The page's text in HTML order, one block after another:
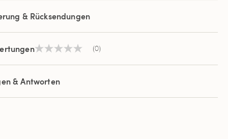
& Rücksendungen
Kein
Link
derselben
(0)
& Antworten